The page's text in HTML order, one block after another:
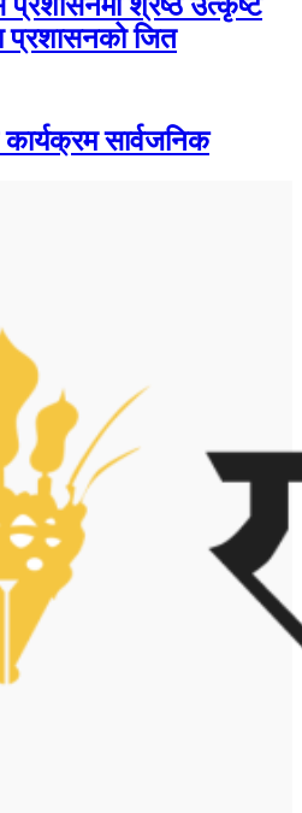
प्रशासनको जित
सार्वजनिक